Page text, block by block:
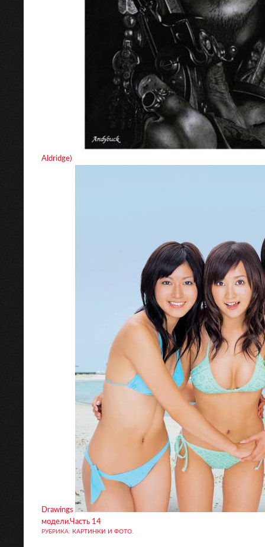
Aldridge)
Drawings
модели.Часть 14
РУБРИКА: КАРТИНКИ И ФОТО